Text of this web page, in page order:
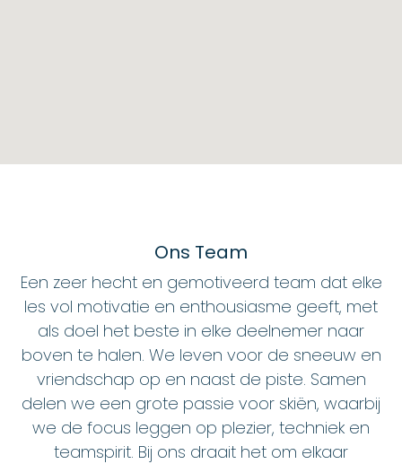
Ons Team
Een zeer hecht en gemotiveerd team dat elke
les vol motivatie en enthousiasme geeft, met
als doel het beste in elke deelnemer naar
boven te halen. We leven voor de sneeuw en
vriendschap op en naast de piste. Samen
delen we een grote passie voor skiën, waarbij
we de focus leggen op plezier, techniek en
teamspirit. Bij ons draait het om elkaar